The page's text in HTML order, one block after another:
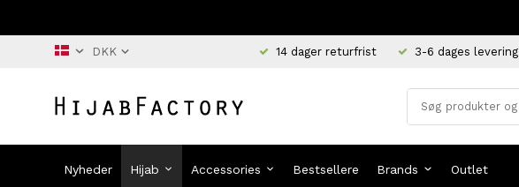
14 dager returfrist 3-6 dages levering
Nyheder Hijab Accessories Bestsellere Brands Outlet